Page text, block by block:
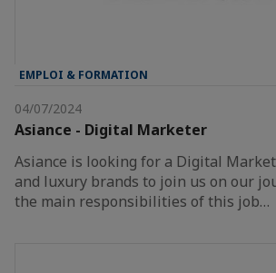
EMPLOI & FORMATION
04/07/2024
Asiance - Digital Marketer
Asiance is looking for a Digital
and luxury brands to join us on our
the main responsibilities of this job…